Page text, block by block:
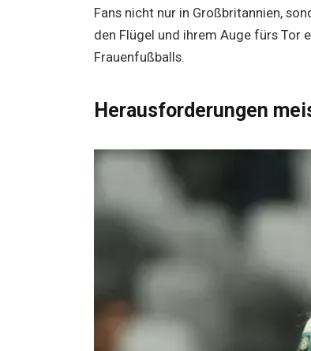
Fans nicht nur in Großbritannien,
den Flügel und ihrem Auge fürs Tor
Frauenfußballs.
Herausforderungen